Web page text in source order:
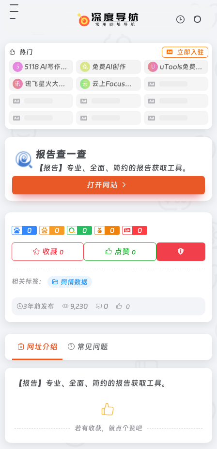
热门
立即入驻
5118 AI写作工具
免费AI创作 uTools免费工具箱
讯飞星火大模型 云上Focus接码
报告查一查
【报告】专业、全面、简约的报告获取工具。
打开网站
0 0 0 0 0
收藏 0 点赞 0
相关标签： 舆情数据
3年前发布 9,230 0 0
网址介绍 常见问题
【报告】专业、全面、简约的报告获取工具。
若有收获，就点个赞吧